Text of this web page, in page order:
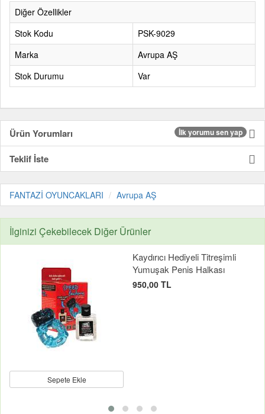
Diğer Özellikler
Stok Kodu
PSK-9029
Marka
Avrupa AŞ
Stok Durumu
Var
Ürün Yorumları İlk yorumu sen yap
Teklif İste
FANTAZİ OYUNCAKLARI Avrupa AŞ
İlginizi Çekebilecek Diğer Ürünler
Sepete Ekle
Kaydırıcı Hediyeli Titreşimli
Yumuşak Penis Halkası
950,00 TL